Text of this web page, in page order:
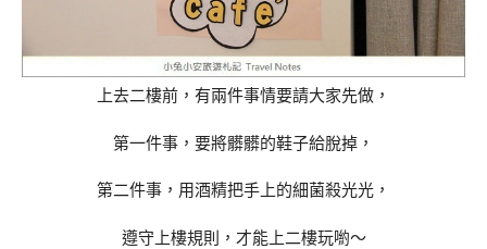
上去二樓前，有兩件事情要請大家先做，
第一件事，要將髒髒的鞋子給脫掉，
第二件事，用酒精把手上的細菌殺光光，
遵守上樓規則，才能上二樓玩喲～